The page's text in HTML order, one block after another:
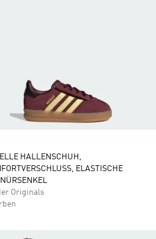
HALLENSCHUH,
ELASTISCHE
Originals